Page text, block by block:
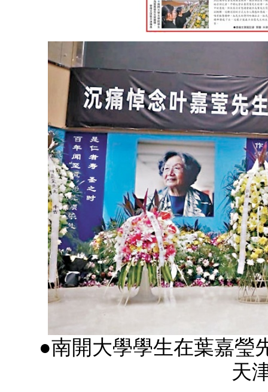
●南開大學學生在葉嘉瑩
天